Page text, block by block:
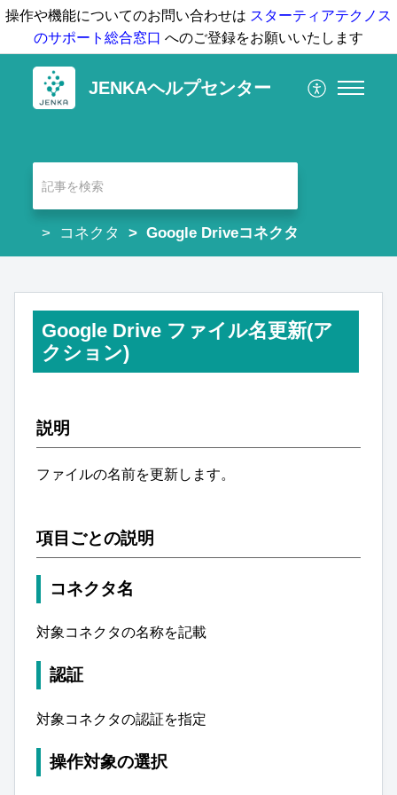
操作や機能についてのお問い合わせは スターティアテクノス
のサポート総合窓口 へのご登録をお願いいたします
JENKAヘルプセンター
コネクタ Google Driveコネクタ
Google Drive ファイル名更新(ア
クション)
説明
ファイルの名前を更新します。
項目ごとの説明
コネクタ名
対象コネクタの名称を記載
認証
対象コネクタの認証を指定
操作対象の選択